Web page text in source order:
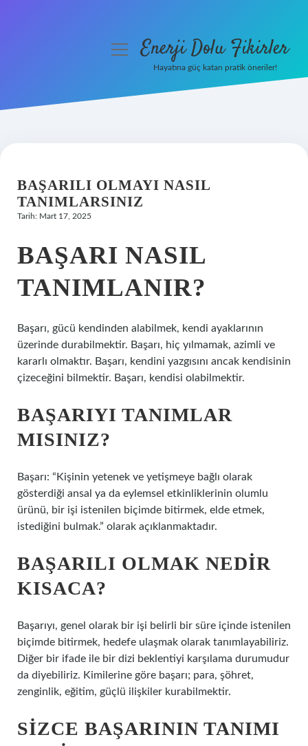
Hakkımızda
menüyüEnerji Dolu Fikirler
Hayatına güç katan pratik öneriler!
BAŞARILI OLMAYI NASIL
TANIMLARSINIZ
Tarih: Mart 17, 2025
BAŞARI NASIL
TANIMLANIR?
Başarı, gücü kendinden alabilmek, kendi ayaklarının
üzerinde durabilmektir. Başarı, hiç yılmamak, azimli ve
kararlı olmaktır. Başarı, kendini yazgısını ancak kendisinin
çizeceğini bilmektir. Başarı, kendisi olabilmektir.
BAŞARIYI TANIMLAR
MISINIZ?
Başarı: “Kişinin yetenek ve yetişmeye bağlı olarak
gösterdiği ansal ya da eylemsel etkinliklerinin olumlu
ürünü, bir işi istenilen biçimde bitirmek, elde etmek,
istediğini bulmak.” olarak açıklanmaktadır.
BAŞARILI OLMAK NEDIR
KISACA?
Başarıyı, genel olarak bir işi belirli bir süre içinde istenilen
biçimde bitirmek, hedefe ulaşmak olarak tanımlayabiliriz.
Diğer bir ifade ile bir dizi beklentiyi karşılama durumudur
da diyebiliriz. Kimilerine göre başarı; para, şöhret,
zenginlik, eğitim, güçlü ilişkiler kurabilmektir.
SIZCE BAŞARININ TANIMI